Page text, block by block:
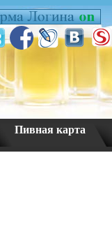
Пивная карта